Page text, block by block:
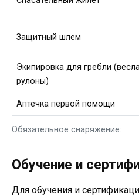
Обязательное снаряжение:
Защитный шлем
Экипировка для гребли
рулоны)
Аптечка первой помощи
Обучение и
Для обучения и